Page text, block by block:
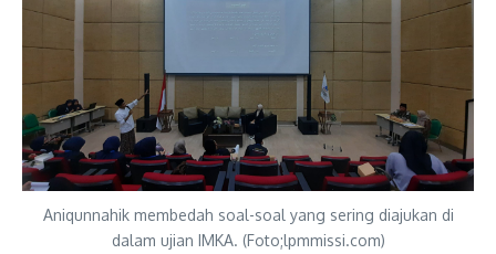
Aniqunnahik membedah soal-soal yang sering diajukan di
dalam ujian IMKA. (Foto;lpmmissi.com)